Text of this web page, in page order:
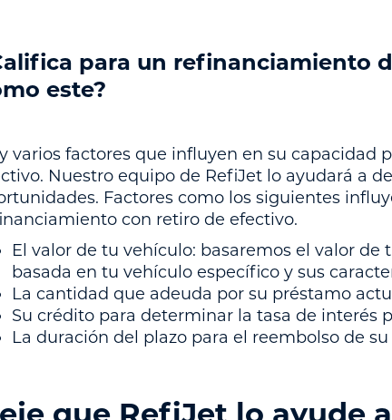
para un refinanciamiento
este?
varios factores que influyen en su
Nuestro equipo de RefiJet lo ayudará a
Factores como los siguientes
con retiro de efectivo.
El valor de tu vehículo: basaremos el valor
basada en tu vehículo específico y sus
La cantidad que adeuda por su préstamo
Su crédito para determinar la tasa de interés
La duración del plazo para el reembolso de